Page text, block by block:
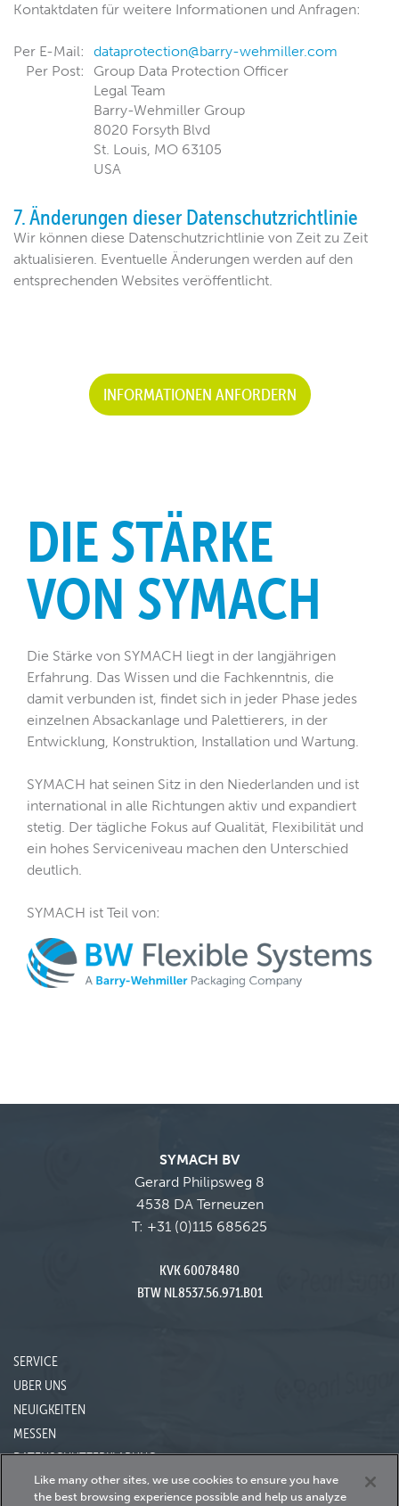
Kontaktdaten für weitere Informationen und Anfragen:
Per E-Mail:
dataprotection@barry-wehmiller.com
Per Post:
Group Data Protection Officer
Legal Team
Barry-Wehmiller Group
8020 Forsyth Blvd
St. Louis, MO 63105
USA
7. Änderungen dieser Datenschutzrichtlinie
Wir können diese Datenschutzrichtlinie von Zeit zu Zeit
aktualisieren. Eventuelle Änderungen werden auf den
entsprechenden Websites veröffentlicht.
INFORMATIONEN ANFORDERN
DIE STÄRKE
VON SYMACH
Die Stärke von SYMACH liegt in der langjährigen
Erfahrung. Das Wissen und die Fachkenntnis, die
damit verbunden ist, findet sich in jeder Phase jedes
einzelnen Absackanlage und Palettierers, in der
Entwicklung, Konstruktion, Installation und Wartung.
SYMACH hat seinen Sitz in den Niederlanden und ist
international in alle Richtungen aktiv und expandiert
stetig. Der tägliche Fokus auf Qualität, Flexibilität und
ein hohes Serviceniveau machen den Unterschied
deutlich.
SYMACH ist Teil von:
SYMACH BV
Gerard Philipsweg 8
4538 DA Terneuzen
T: +31 (0)115 685625
KVK 60078480
BTW NL8537.56.971.B01
SERVICE
UBER UNS
NEUIGKEITEN
MESSEN
DATENSCHUTZERKLARUNG
Like many other sites, we use cookies to ensure you have
the best browsing experience possible and help us analyze